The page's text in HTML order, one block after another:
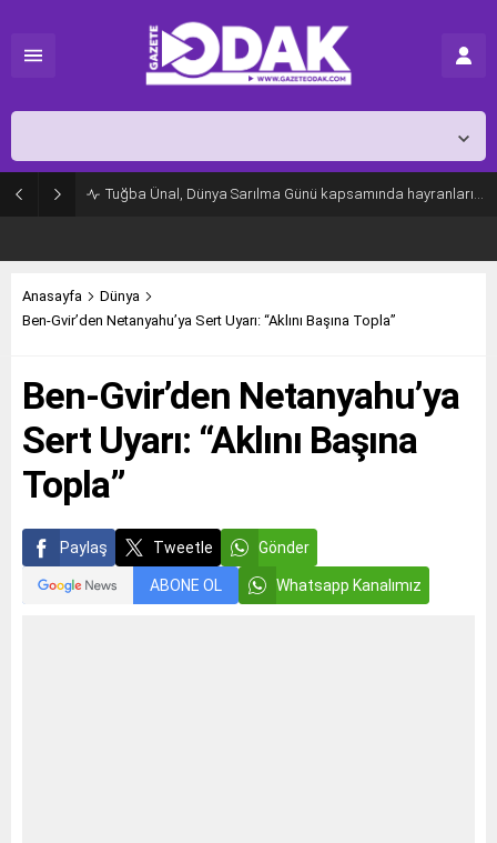
Tuğba Ünal, Dünya Sarılma Günü kapsamında hayranlarıyla buluştu
Anasayfa
Dünya
Ben-Gvir’den Netanyahu’ya Sert Uyarı: “Aklını Başına Topla”
Ben-Gvir’den Netanyahu’ya
Sert Uyarı: “Aklını Başına
Topla”
Paylaş Tweetle Gönder
ABONE OL Whatsapp Kanalımız